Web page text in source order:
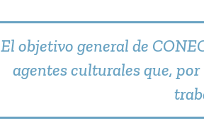
El objetivo general de
agentes culturales que,